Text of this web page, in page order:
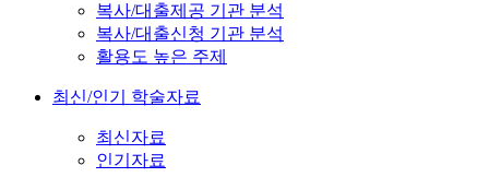
복사/대출제공 기관 분석
복사/대출신청 기관 분석
활용도 높은 주제
최신/인기 학술자료
최신자료
인기자료